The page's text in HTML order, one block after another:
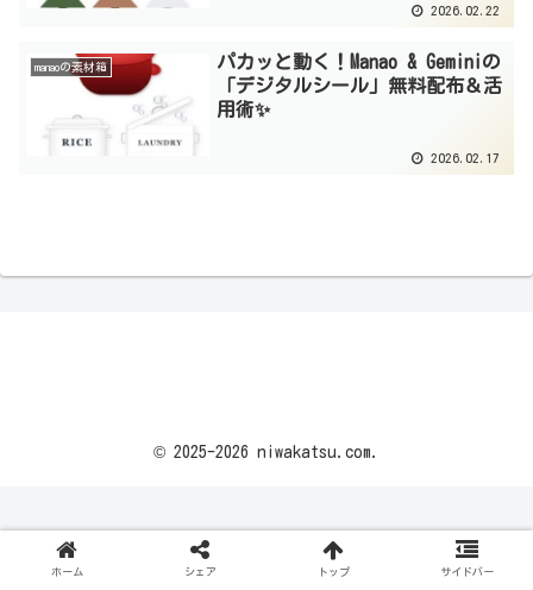
2026.02.22
manaoの素材箱
パカッと動く！Manao & Geminiの
「デジタルシール」無料配布＆活
用術✨
2026.02.17
© 2025-2026 niwakatsu.com.
ホーム シェア トップ サイドバー